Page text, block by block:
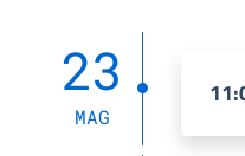
23
MAG